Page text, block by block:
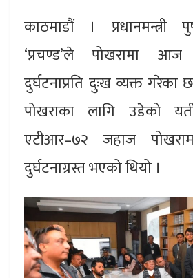
काठमाडौं । प्रधानमन्त्री
‘प्रचण्ड’ले पोखरामा
दुर्घटनाप्रति दुःख व्यक्त गरेका
पोखराका लागि उडेको
एटीआर–७२ जहाज
दुर्घटनाग्रस्त भएको थियो ।